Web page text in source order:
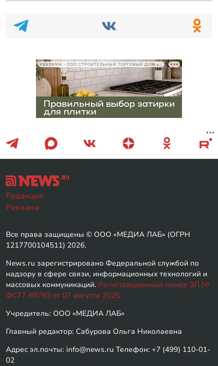
Редакция
Реклама
Все права защищены © ООО «МЕДИА ЛАБ» (ОГРН
1217700104511) 2026.
News.ru зарегистрировано Федеральной службой по
надзору в сфере связи, информационных технологий и
массовых коммуникаций. Регистрационный номер ЭЛ №
ФС77-89793 от 07 августа 2025.
Учредитель: ООО «МЕДИА ЛАБ»
Главный редактор: Сабурова Ольга Николаевна
Адрес эл.почты: info@news.ru Телефон: +7 (499) 110-01-
02